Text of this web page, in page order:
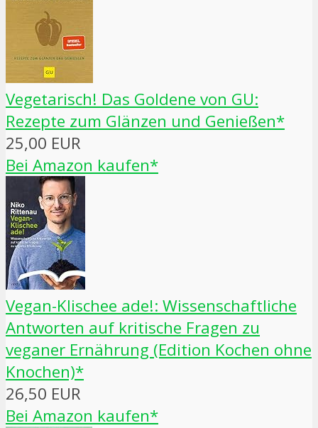
Vegetarisch! Das Goldene von GU:
Rezepte zum Glänzen und Genießen*
25,00 EUR
Bei Amazon kaufen*
Vegan-Klischee ade!: Wissenschaftliche
Antworten auf kritische Fragen zu
veganer Ernährung (Edition Kochen ohne
Knochen)*
26,50 EUR
Bei Amazon kaufen*